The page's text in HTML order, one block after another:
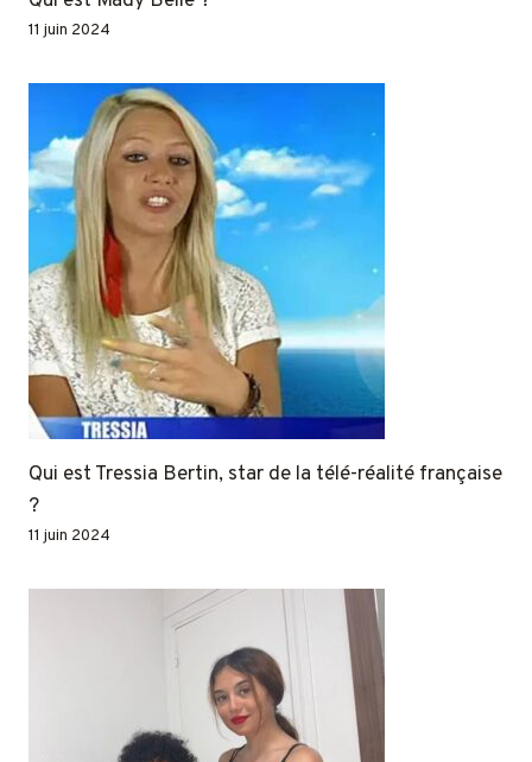
11 juin 2024
Qui est Tressia Bertin, star de la télé-réalité française
?
11 juin 2024